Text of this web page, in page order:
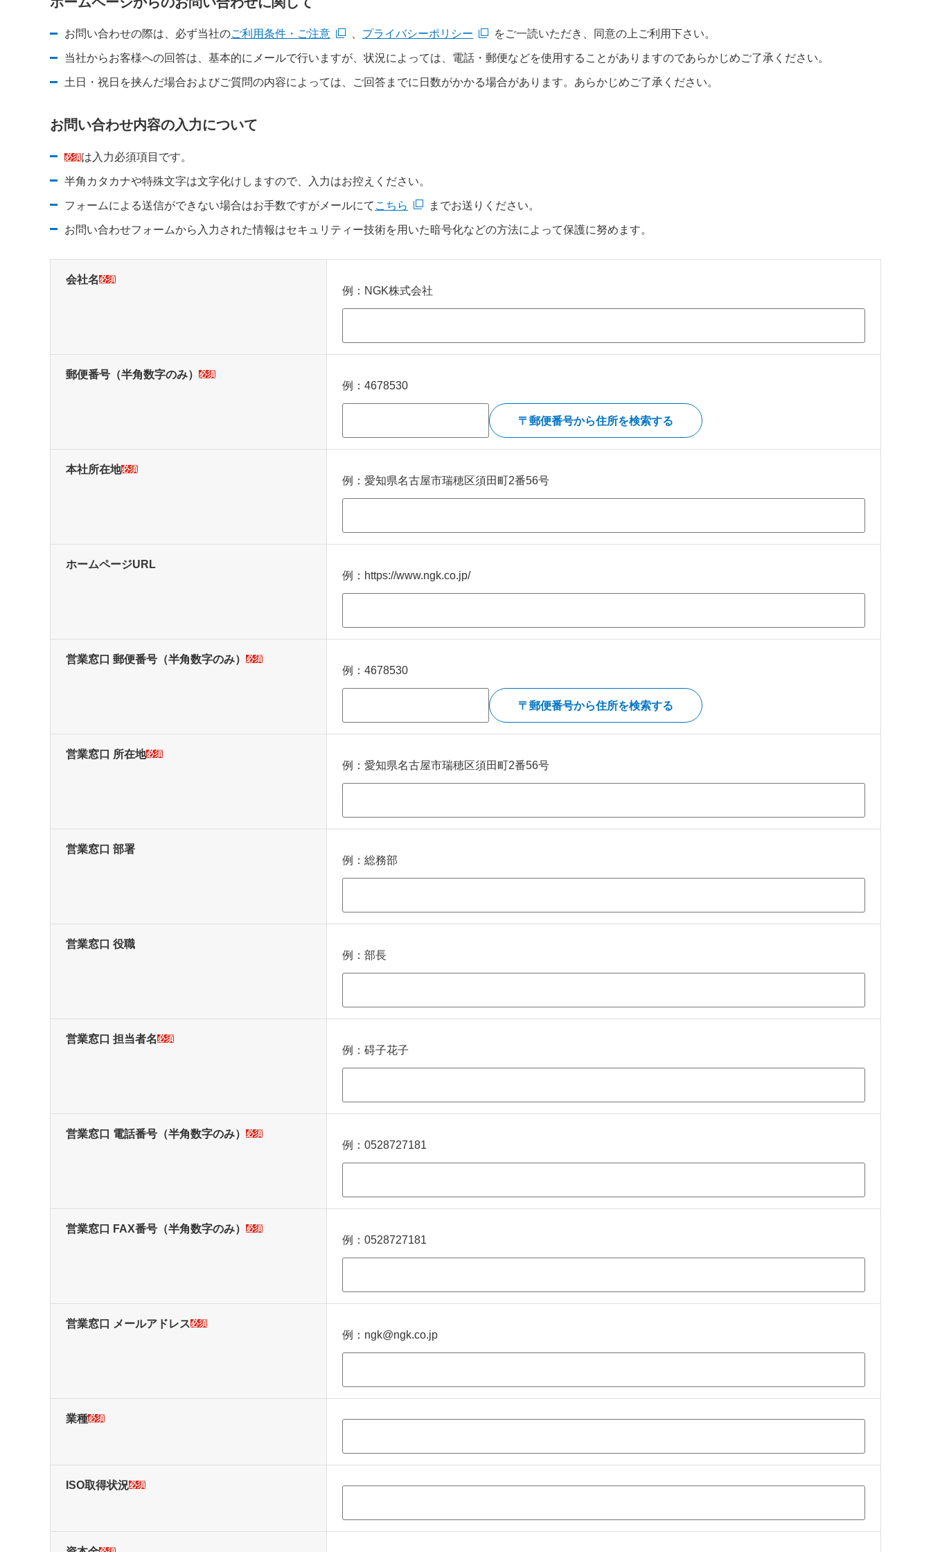
お問い合わせの際は、必ず当社のご利用条件・ご注意
新規ウィンドウを開きます
プライバシーポリシー
新規ウィンドウを開きます
をご一読いただき、同意の上ご利用下さい。
当社からお客様への回答は、基本的にメールで行いますが、状況によっては、電話・郵便などを使用することがありますのであらかじめご了承ください。
土日・祝日を挟んだ場合およびご質問の内容によっては、ご回答までに日数がかかる場合があります。あらかじめご了承ください。
お問い合わせ内容の入力について
必須は入力必須項目です。
半角カタカナや特殊文字は文字化けしますので、入力はお控えください。
フォームによる送信ができない場合はお手数ですがメールにて こちら
新規ウィンドウを開きます
までお送りください。
お問い合わせフォームから入力された情報はセキュリティー技術を用いた暗号化などの方法によって保護に努めます。
会社名 必須
例：NGK株式会社
郵便番号 （半角数字のみ） 必須
例：4678530
郵便番号から住所を検索する
本社所在地必須
例：愛知県名古屋市瑞穂区須田町2番56号
ホームページURL
例：https://www.ngk.co.jp/
営業窓口 郵便番号 （半角数字のみ） 必須
例：4678530
郵便番号から住所を検索する
営業窓口 所在地必須
例：愛知県名古屋市瑞穂区須田町2番56号
営業窓口 部署
例：総務部
営業窓口 役職
例：部長
営業窓口 担当者名 必須
例：碍子花子
営業窓口 電話番号 （半角数字のみ） 必須
例：0528727181
営業窓口 FAX番号 （半角数字のみ） 必須
例：0528727181
営業窓口 メールアドレス必須
例：ngk@ngk.co.jp
業種必須
ISO取得状況必須